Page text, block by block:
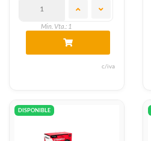
Min. Vta.: 1
c/iva
DISPONIBLE